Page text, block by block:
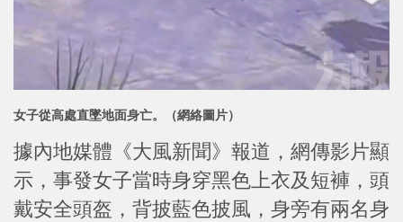
女子從高處直墜地面身亡。（網絡圖片）
據內地媒體《大風新聞》報道，網傳影片顯
示，事發女子當時身穿黑色上衣及短褲，頭
戴安全頭盔，背披藍色披風，身旁有兩名身